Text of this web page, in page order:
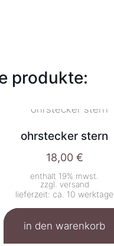
produkte:
ohrstecker stern
18,00 €
enthält 19% mwst.
zzgl. versand
lieferzeit: ca. 10 werktage
in den warenkorb